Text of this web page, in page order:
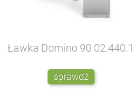
Ławka Domino 90 02.440.1
sprawdź